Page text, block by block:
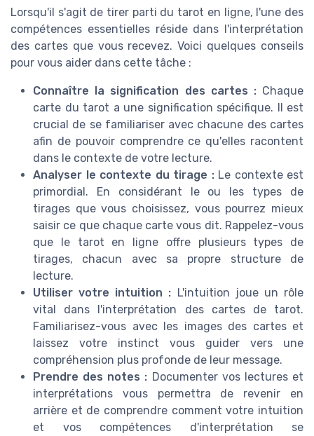
Lorsqu'il s'agit de tirer parti du tarot en ligne, l'une des
compétences essentielles réside dans l'interprétation
des cartes que vous recevez. Voici quelques conseils
pour vous aider dans cette tâche :
Connaître la signification des cartes :Chaque
carte du tarot a une signification spécifique. Il est
crucial de se familiariser avec chacune des cartes
afin de pouvoir comprendre ce qu'elles racontent
dans le contexte de votre lecture.
Analyser le contexte du tirage :Le contexte est
primordial. En considérant le ou les types de
tirages que vous choisissez, vous pourrez mieux
saisir ce que chaque carte vous dit. Rappelez-vous
que le tarot en ligne offre plusieurs types de
tirages, chacun avec sa propre structure de
lecture.
Utiliser votre intuition : L'intuition joue un rôle
vital dans l'interprétation des cartes de tarot.
Familiarisez-vous avec les images des cartes et
laissez votre instinct vous guider vers une
compréhension plus profonde de leur message.
Prendre des notes : Documenter vos lectures et
interprétations vous permettra de revenir en
arrière et de comprendre comment votre intuition
et vos compétences d'interprétation se